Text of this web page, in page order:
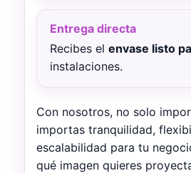
Entrega directa
Recibes el envase listo
instalaciones.
Con nosotros, no solo
importas tranquilidad,
escalabilidad para tu
qué imagen quieres